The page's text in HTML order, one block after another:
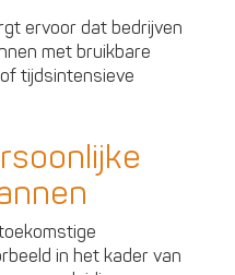
ervoor dat bedrijven
met bruikbare
tijdsintensieve
in het kader van